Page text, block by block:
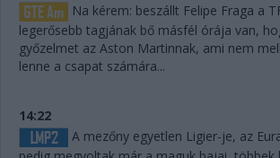
Na kérem: beszállt Felipe Fraga a
legerősebb tagjának bő másfél órája van,
győzelmet az Aston Martinnak, ami nem
lenne a csapat számára...
14:22
A mezőny egyetlen Ligier-je, az